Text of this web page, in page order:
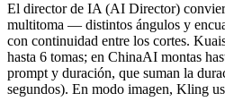
El director de IA (AI Director)
multitoma — distintos ángulos y
con continuidad entre los cortes.
hasta 6 tomas; en ChinaAI montas
prompt y duración, que suman la
segundos). En modo imagen, Kling